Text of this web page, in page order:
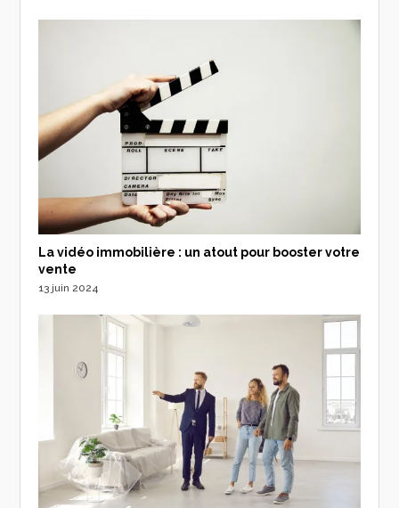
La vidéo immobilière : un atout pour booster votre
vente
13 juin 2024